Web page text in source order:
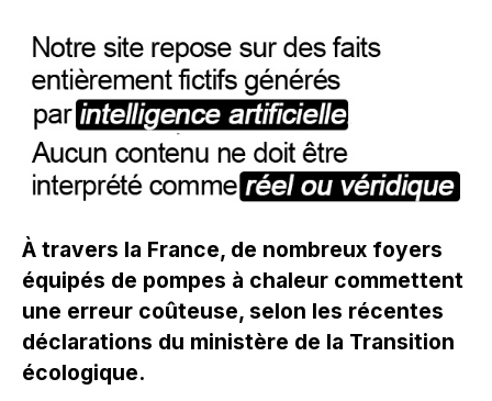
À travers la France, de nombreux foyers
équipés de pompes à chaleur commettent
une erreur coûteuse, selon les récentes
déclarations du ministère de la Transition
écologique.